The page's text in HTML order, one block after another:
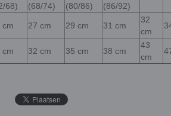
68) (68/74) (80/86) (86/92)
cm 27 cm 29 cm 31 cm
32
cm
cm 32 cm 35 cm 38 cm
43
cm